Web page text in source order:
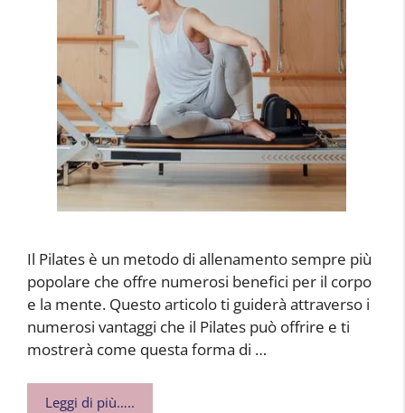
Il Pilates è un metodo di allenamento sempre più
popolare che offre numerosi benefici per il corpo
e la mente. Questo articolo ti guiderà attraverso i
numerosi vantaggi che il Pilates può offrire e ti
mostrerà come questa forma di …
Leggi di più…..